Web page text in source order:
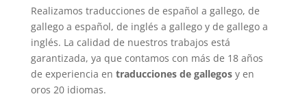
Realizamos traducciones de español a gallego, de
gallego a español, de inglés a gallego y de gallego a
inglés. La calidad de nuestros trabajos está
garantizada, ya que contamos con más de 18 años
de experiencia en traducciones de gallegos y en
oros 20 idiomas.